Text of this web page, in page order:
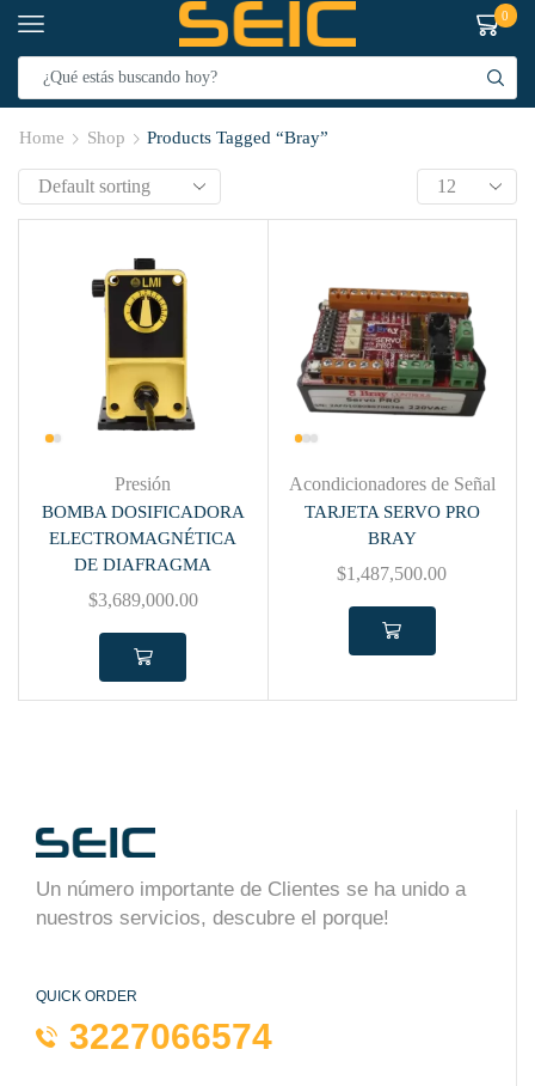
0
Home Shop Products Tagged “Bray”
Presión
BOMBA DOSIFICADORA
ELECTROMAGNÉTICA
DE DIAFRAGMA
$3,689,000.00
Acondicionadores de Señal
TARJETA SERVO PRO
BRAY
$1,487,500.00
Un número importante de Clientes se ha unido a
nuestros servicios, descubre el porque!
QUICK ORDER
3227066574